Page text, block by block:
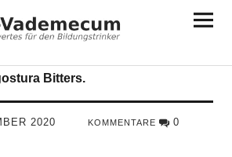
Bitters.
2020 KOMMENTARE 0